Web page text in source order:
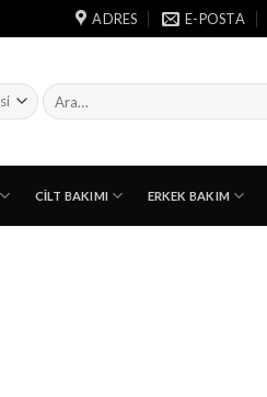
ADRES E-POSTA
Ara:
CILT BAKIMI ERKEK BAKIM